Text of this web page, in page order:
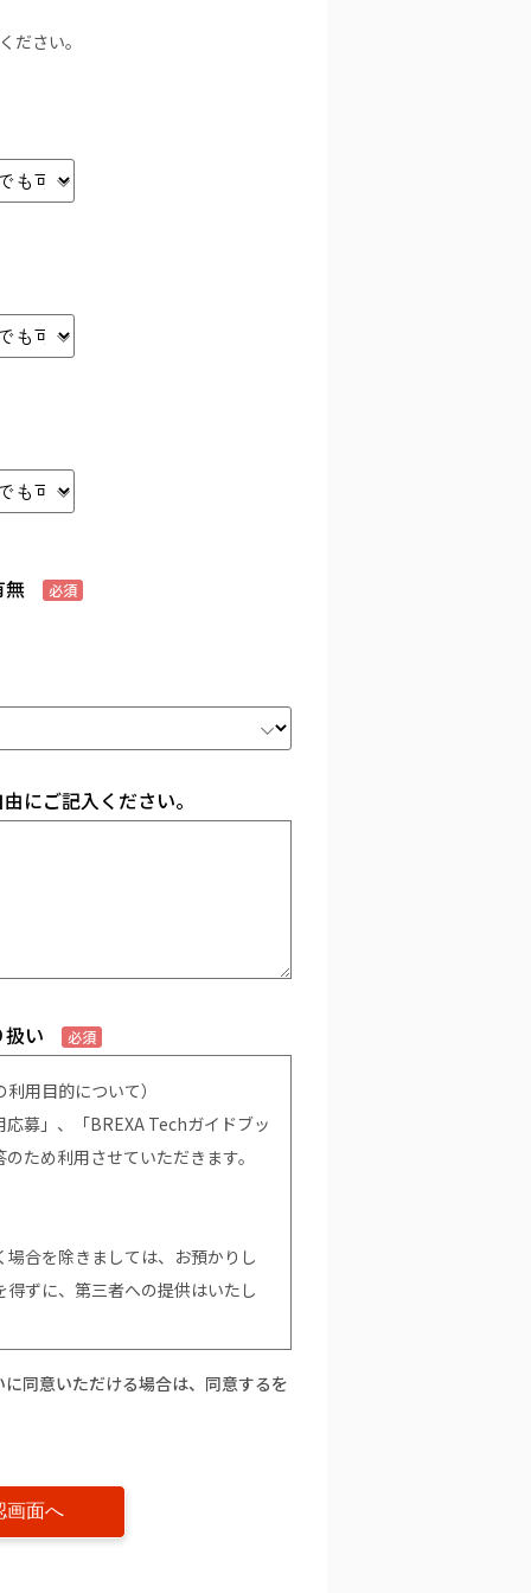
ださい。
無 必須
にご記入ください。
い 必須
用目的について）
応募」、「BREXA Techガイドブッ
ため利用させていただきます。
合を除きましては、お預かりし
ずに、第三者への提供はいたし
）
だし、個人情報を提供いただけな
同意いただける場合は、同意するを